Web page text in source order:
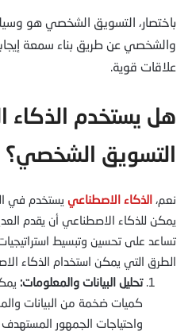
باختصار، التسويق الشخصي هو
والشخصي عن طريق بناء سمعة
علاقات قوية.
هل يستخدم
التسويق الشخصي؟
نعم، الذكاء الاصطناعي يستخدم في
يمكن للذكاء الاصطناعي أن يقدم
تساعد على تحسين وتبسيط
الطرق التي يمكن استخدام الذكاء
تحليل البيانات والمعلومات:
كميات ضخمة من البيانات
واحتياجات الجمهور